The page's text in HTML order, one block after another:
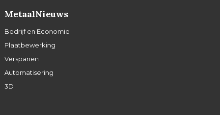
MetaalNieuws
Bedrijf en Economie
Plaatbewerking
Verspanen
Automatisering
3D